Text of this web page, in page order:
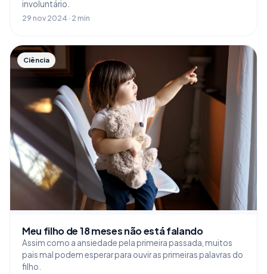
involuntário.
29 nov 2024 · 2 min
Ciência
Meu filho de 18 meses não está falando
Assim como a ansiedade pela primeira passada, muitos
pais mal podem esperar para ouvir as primeiras palavras do
filho.